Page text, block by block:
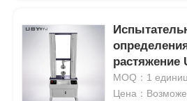
растяжение
датчиками
измерением
MOQ：1
Цена：